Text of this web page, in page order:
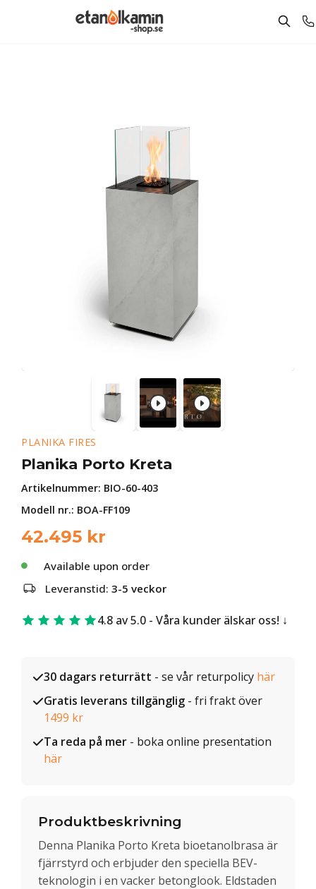
PLANIKA FIRES
Planika Porto Kreta
Artikelnummer: BIO-60-403
Modell nr.: BOA-FF109
42.495 kr
Available upon order
Leveranstid: 3-5 veckor
4.8 av 5.0 - Våra kunder älskar oss!
30 dagars returrätt - se vår returpolicy här
Gratis leverans tillgänglig - fri frakt över
1499 kr
Ta reda på mer - boka online presentation
här
Produktbeskrivning
Denna Planika Porto Kreta bioetanolbrasa är
fjärrstyrd och erbjuder den speciella BEV-
teknologin i en vacker betonglook. Eldstaden